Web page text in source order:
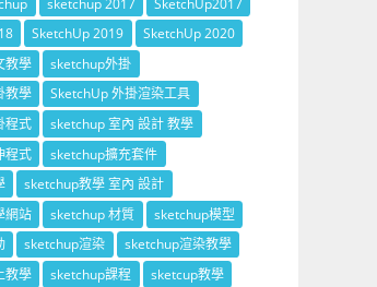
SketchUp 2019
SketchUp 2020
教學
sketchup外掛
教學
SketchUp 外掛渲染工具
程式
sketchup 室內 設計 教學
程式
sketchup擴充套件
sketchup教學 室內 設計
網站
sketchup 材質
sketchup模型
sketchup渲染
sketchup渲染教學
教學
sketchup課程
sketcup教學